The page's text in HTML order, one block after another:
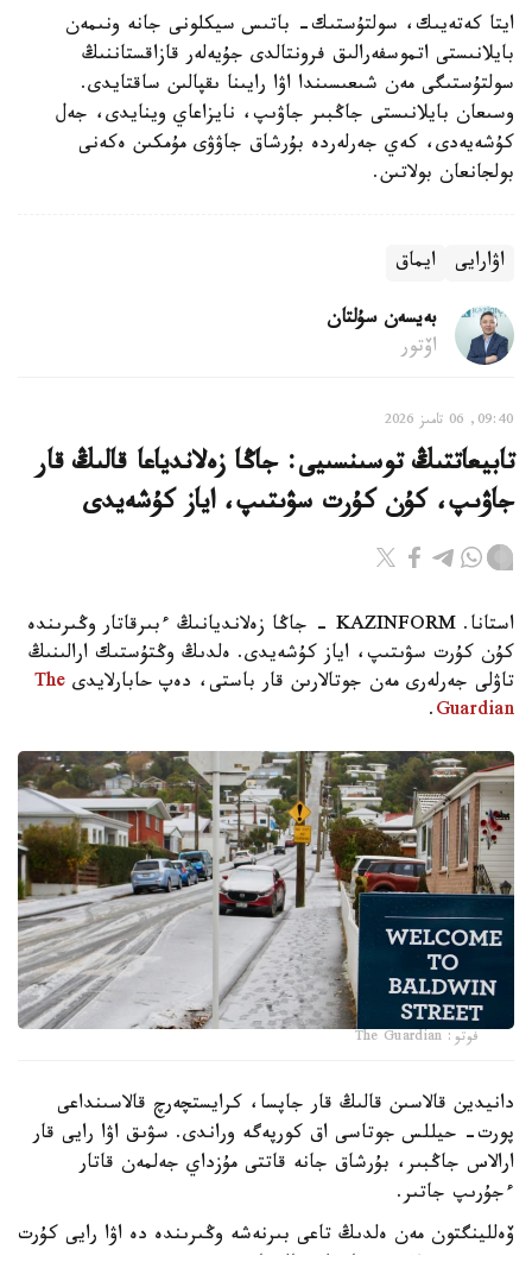
ايتا كەتەيىك، سولتۇستىك- باتىس سيكلونى جانە ونىمەن
بايلانىستى اتموسفەرالىق فرونتالدى جۇيەلەر قازاقستاننىڭ
سولتۇستىگى مەن شىعىسىندا اۋا رايىنا ىقپالىن ساقتايدى.
وسىعان بايلانىستى جاڭبىر جاۋىپ، نايزاعاي وينايدى، جەل
كۇشەيەدى، كەي جەرلەردە بۇرشاق جاۋۋى مۇمكىن ەكەنى
بولجانعان بولاتىن.
اۋارايى ايماق
بەيسەن سۇلتان
اۆتور
09:40, 06 تامىز 2026
تابيعاتتىڭ توسىنسىيى: جاڭا زەلاندياعا قالىڭ قار
جاۋىپ، كۇن كۇرت سۋىتىپ، اياز كۇشەيدى
استانا. KAZINFORM - جاڭا زەلانديانىڭ ءبىرقاتار وڭىرىندە
كۇن كۇرت سۋىتىپ، اياز كۇشەيدى. ەلدىڭ وڭتۇستىك ارالىنىڭ
تاۋلى جەرلەرى مەن جوتالارىن قار باستى، دەپ حابارلايدى The
Guardian
.
فوتو: The Guardian
دانيدين قالاسىن قالىڭ قار جاپسا، كرايستچەرچ قالاسىنداعى
پورت- حيللس جوتاسى اق كورپەگە وراندى. سۋىق اۋا رايى قار
ارالاس جاڭبىر، بۇرشاق جانە قاتتى مۇزداي جەلمەن قاتار
ءجۇرىپ جاتىر.
ۆەللينگتون مەن ەلدىڭ تاعى بىرنەشە وڭىرىندە دە اۋا رايى كۇرت